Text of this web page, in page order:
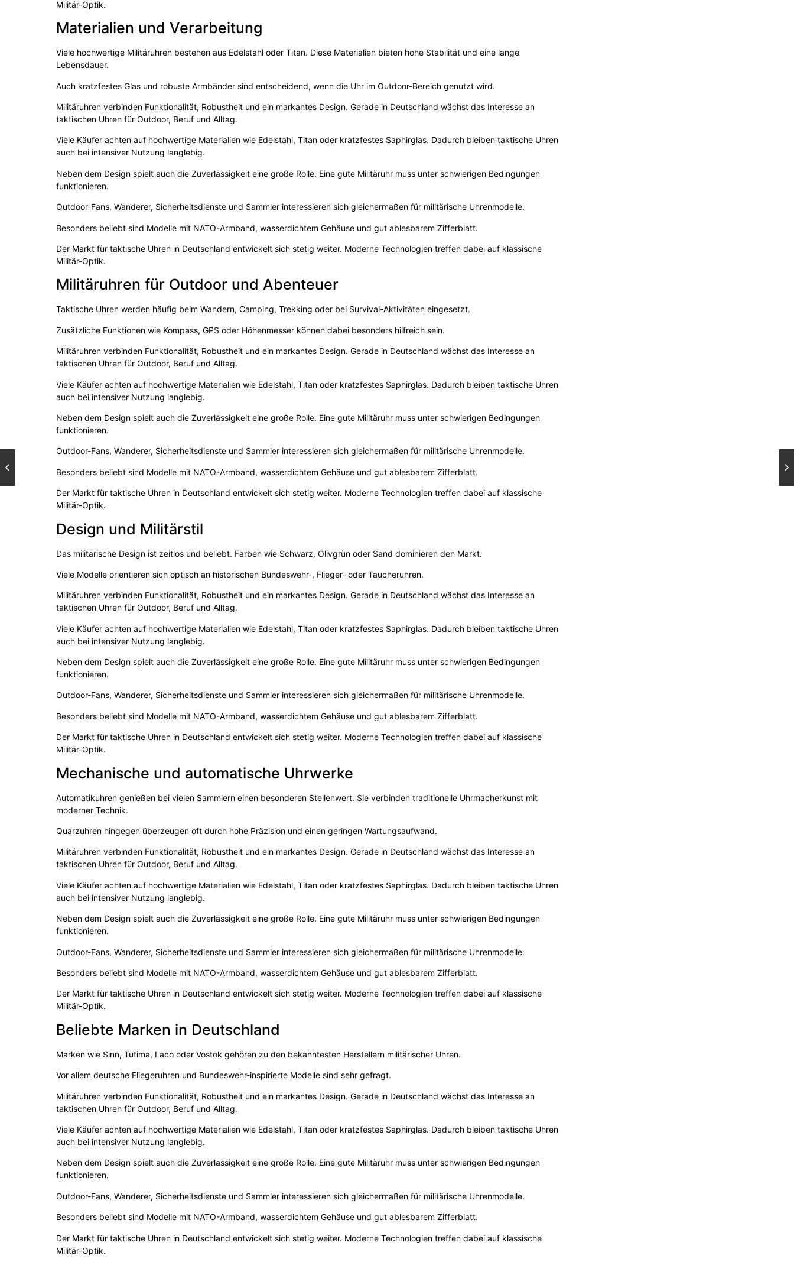
Militär-Optik.
Materialien und Verarbeitung
Viele hochwertige Militäruhren bestehen aus Edelstahl oder Titan. Diese Materialien bieten hohe Stabilität und eine lange
Lebensdauer.
Auch kratzfestes Glas und robuste Armbänder sind entscheidend, wenn die Uhr im Outdoor-Bereich genutzt wird.
Militäruhren verbinden Funktionalität, Robustheit und ein markantes Design. Gerade in Deutschland wächst das Interesse an
taktischen Uhren für Outdoor, Beruf und Alltag.
Viele Käufer achten auf hochwertige Materialien wie Edelstahl, Titan oder kratzfestes Saphirglas. Dadurch bleiben taktische Uhren
auch bei intensiver Nutzung langlebig.
Neben dem Design spielt auch die Zuverlässigkeit eine große Rolle. Eine gute Militäruhr muss unter schwierigen Bedingungen
funktionieren.
Outdoor-Fans, Wanderer, Sicherheitsdienste und Sammler interessieren sich gleichermaßen für militärische Uhrenmodelle.
Besonders beliebt sind Modelle mit NATO-Armband, wasserdichtem Gehäuse und gut ablesbarem Zifferblatt.
Der Markt für taktische Uhren in Deutschland entwickelt sich stetig weiter. Moderne Technologien treffen dabei auf klassische
Militär-Optik.
Militäruhren für Outdoor und Abenteuer
Taktische Uhren werden häufig beim Wandern, Camping, Trekking oder bei Survival-Aktivitäten eingesetzt.
Zusätzliche Funktionen wie Kompass, GPS oder Höhenmesser können dabei besonders hilfreich sein.
Militäruhren verbinden Funktionalität, Robustheit und ein markantes Design. Gerade in Deutschland wächst das Interesse an
taktischen Uhren für Outdoor, Beruf und Alltag.
Viele Käufer achten auf hochwertige Materialien wie Edelstahl, Titan oder kratzfestes Saphirglas. Dadurch bleiben taktische Uhren
auch bei intensiver Nutzung langlebig.
Neben dem Design spielt auch die Zuverlässigkeit eine große Rolle. Eine gute Militäruhr muss unter schwierigen Bedingungen
funktionieren.
Outdoor-Fans, Wanderer, Sicherheitsdienste und Sammler interessieren sich gleichermaßen für militärische Uhrenmodelle.
Besonders beliebt sind Modelle mit NATO-Armband, wasserdichtem Gehäuse und gut ablesbarem Zifferblatt.
Der Markt für taktische Uhren in Deutschland entwickelt sich stetig weiter. Moderne Technologien treffen dabei auf klassische
Militär-Optik.
Design und Militärstil
Das militärische Design ist zeitlos und beliebt. Farben wie Schwarz, Olivgrün oder Sand dominieren den Markt.
Viele Modelle orientieren sich optisch an historischen Bundeswehr-, Flieger- oder Taucheruhren.
Militäruhren verbinden Funktionalität, Robustheit und ein markantes Design. Gerade in Deutschland wächst das Interesse an
taktischen Uhren für Outdoor, Beruf und Alltag.
Viele Käufer achten auf hochwertige Materialien wie Edelstahl, Titan oder kratzfestes Saphirglas. Dadurch bleiben taktische Uhren
auch bei intensiver Nutzung langlebig.
Neben dem Design spielt auch die Zuverlässigkeit eine große Rolle. Eine gute Militäruhr muss unter schwierigen Bedingungen
funktionieren.
Outdoor-Fans, Wanderer, Sicherheitsdienste und Sammler interessieren sich gleichermaßen für militärische Uhrenmodelle.
Besonders beliebt sind Modelle mit NATO-Armband, wasserdichtem Gehäuse und gut ablesbarem Zifferblatt.
Der Markt für taktische Uhren in Deutschland entwickelt sich stetig weiter. Moderne Technologien treffen dabei auf klassische
Militär-Optik.
Mechanische und automatische Uhrwerke
Automatikuhren genießen bei vielen Sammlern einen besonderen Stellenwert. Sie verbinden traditionelle Uhrmacherkunst mit
moderner Technik.
Quarzuhren hingegen überzeugen oft durch hohe Präzision und einen geringen Wartungsaufwand.
Militäruhren verbinden Funktionalität, Robustheit und ein markantes Design. Gerade in Deutschland wächst das Interesse an
taktischen Uhren für Outdoor, Beruf und Alltag.
Viele Käufer achten auf hochwertige Materialien wie Edelstahl, Titan oder kratzfestes Saphirglas. Dadurch bleiben taktische Uhren
auch bei intensiver Nutzung langlebig.
Neben dem Design spielt auch die Zuverlässigkeit eine große Rolle. Eine gute Militäruhr muss unter schwierigen Bedingungen
funktionieren.
Outdoor-Fans, Wanderer, Sicherheitsdienste und Sammler interessieren sich gleichermaßen für militärische Uhrenmodelle.
Besonders beliebt sind Modelle mit NATO-Armband, wasserdichtem Gehäuse und gut ablesbarem Zifferblatt.
Der Markt für taktische Uhren in Deutschland entwickelt sich stetig weiter. Moderne Technologien treffen dabei auf klassische
Militär-Optik.
Beliebte Marken in Deutschland
Marken wie Sinn, Tutima, Laco oder Vostok gehören zu den bekanntesten Herstellern militärischer Uhren.
Vor allem deutsche Fliegeruhren und Bundeswehr-inspirierte Modelle sind sehr gefragt.
Militäruhren verbinden Funktionalität, Robustheit und ein markantes Design. Gerade in Deutschland wächst das Interesse an
taktischen Uhren für Outdoor, Beruf und Alltag.
Viele Käufer achten auf hochwertige Materialien wie Edelstahl, Titan oder kratzfestes Saphirglas. Dadurch bleiben taktische Uhren
auch bei intensiver Nutzung langlebig.
Neben dem Design spielt auch die Zuverlässigkeit eine große Rolle. Eine gute Militäruhr muss unter schwierigen Bedingungen
funktionieren.
Outdoor-Fans, Wanderer, Sicherheitsdienste und Sammler interessieren sich gleichermaßen für militärische Uhrenmodelle.
Besonders beliebt sind Modelle mit NATO-Armband, wasserdichtem Gehäuse und gut ablesbarem Zifferblatt.
Der Markt für taktische Uhren in Deutschland entwickelt sich stetig weiter. Moderne Technologien treffen dabei auf klassische
Militär-Optik.